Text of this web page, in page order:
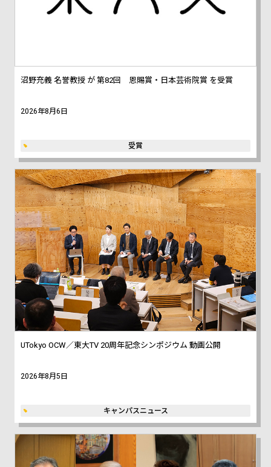
沼野充義 名誉教授 が 第82回 恩賜賞・日本芸術院賞 を受賞
2026年8月6日
受賞
UTokyo OCW／東大TV 20周年記念シンポジウム 動画公開
2026年8月5日
キャンパスニュース